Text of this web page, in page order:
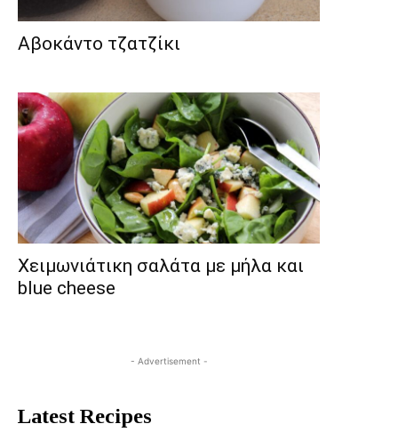
Αβοκάντο τζατζίκι
Χειμωνιάτικη σαλάτα με μήλα και
blue cheese
- Advertisement -
Latest Recipes